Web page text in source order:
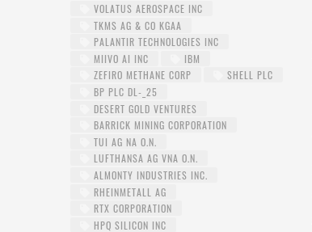
VOLATUS AEROSPACE INC
TKMS AG & CO KGAA
PALANTIR TECHNOLOGIES INC
MIIVO AI INC
IBM
ZEFIRO METHANE CORP
SHELL PLC
BP PLC DL-_25
DESERT GOLD VENTURES
BARRICK MINING CORPORATION
TUI AG NA O.N.
LUFTHANSA AG VNA O.N.
ALMONTY INDUSTRIES INC.
RHEINMETALL AG
RTX CORPORATION
HPQ SILICON INC